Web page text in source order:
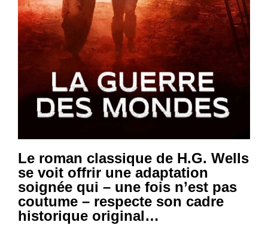
Le roman classique de H.G. Wells
se voit offrir une adaptation
soignée qui – une fois n’est pas
coutume – respecte son cadre
historique original…